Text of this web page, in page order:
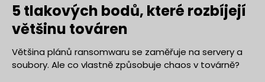
5 tlakových bodů, které rozbíjejí
většinu továren
Většina plánů ransomwaru se zaměřuje na servery a
soubory. Ale co vlastně způsobuje chaos v továrně?